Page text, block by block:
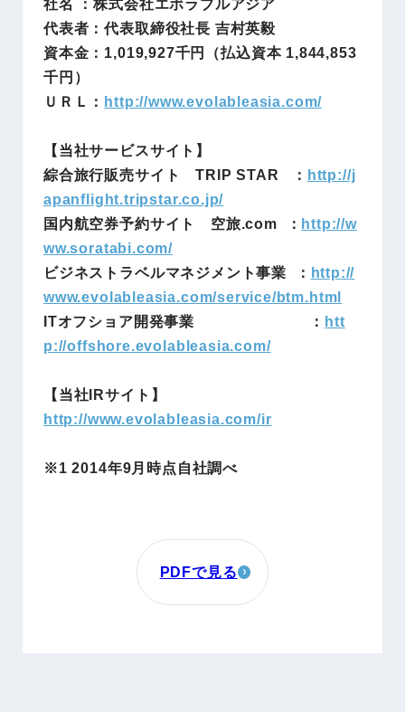
社名 ：株式会社エボラブルアジア
代表者：代表取締役社長 吉村英毅
資本金： 1,019,927千円（払込資本 1,844,853
千円）
ＵＲＬ： http://www.evolableasia.com/
【当社サービスサイト】
綜合旅行販売サイト TRIP STAR ： http://j
apanflight.tripstar.co.jp/
国内航空券予約サイト 空旅.com ： http://w
ww.soratabi.com/
ビジネストラベルマネジメント事業 ： http://
www.evolableasia.com/service/btm.html
ITオフショア開発事業 ： htt
p://offshore.evolableasia.com/
【当社IRサイト】
http://www.evolableasia.com/ir
※1 2014年9月時点自社調べ
PDFで見る